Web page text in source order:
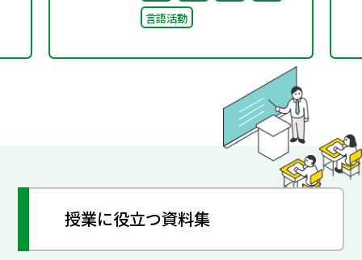
言語活動
授業に役立つ資料集